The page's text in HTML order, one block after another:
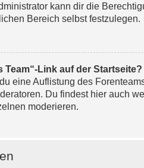
kann dir die
Bereich selbst festzulegen.
Team“-Link auf der Startseite?
eine Auflistung des
Du findest hier auch
moderieren.